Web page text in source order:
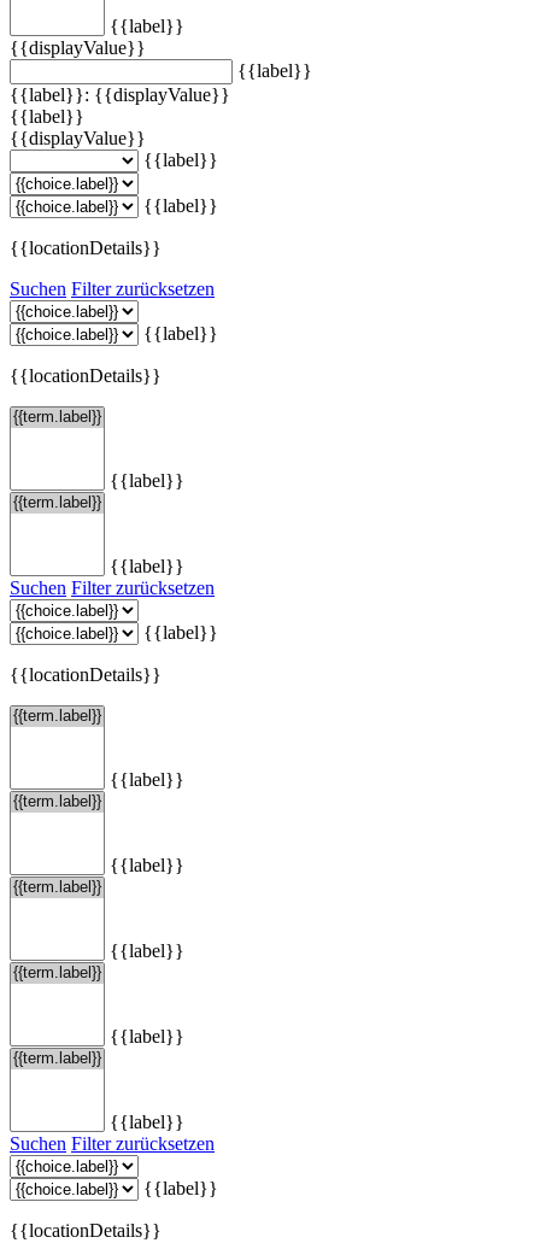
{{label}}
{{displayValue}}
{{label}}
{{label}}: {{displayValue}}
{{label}}
{{displayValue}}
{{label}}
{{label}}
{{locationDetails}}
Suchen Filter zurücksetzen
{{label}}
{{locationDetails}}
{{label}}
{{label}}
Suchen Filter zurücksetzen
{{label}}
{{locationDetails}}
{{label}}
{{label}}
{{label}}
{{label}}
{{label}}
Suchen Filter zurücksetzen
{{label}}
{{locationDetails}}